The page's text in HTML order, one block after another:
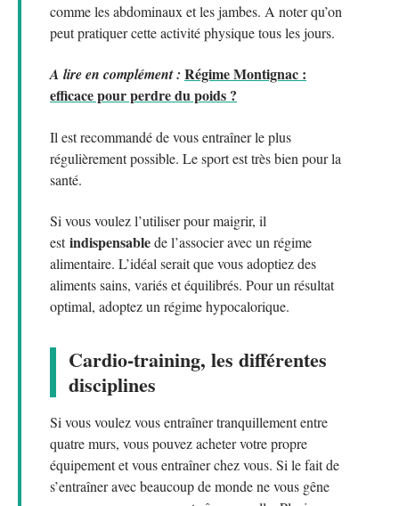
comme les abdominaux et les jambes. A noter qu’on
peut pratiquer cette activité physique tous les jours.
A lire en complément : Régime Montignac :
efficace pour perdre du poids ?
Il est recommandé de vous entraîner le plus
régulièrement possible. Le sport est très bien pour la
santé.
Si vous voulez l’utiliser pour maigrir, il
estindispensablede l’associer avec un régime
alimentaire. L’idéal serait que vous adoptiez des
aliments sains, variés et équilibrés. Pour un résultat
optimal, adoptez un régime hypocalorique.
Cardio-training, les différentes
disciplines
Si vous voulez vous entraîner tranquillement entre
quatre murs, vous pouvez acheter votre propre
équipement et vous entraîner chez vous. Si le fait de
s’entraîner avec beaucoup de monde ne vous gêne